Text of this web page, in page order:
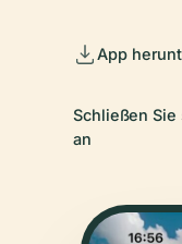
App
Schließen
an